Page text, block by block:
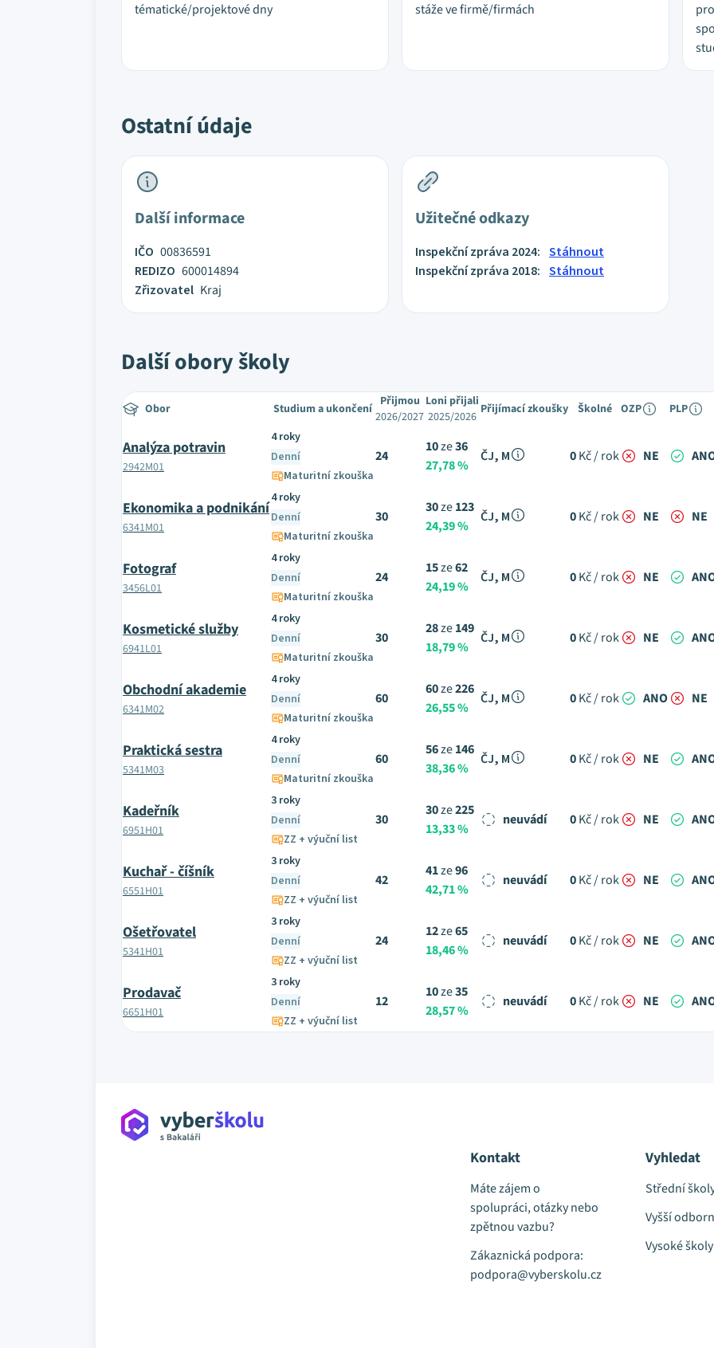
tématické/projektové dny
stáže ve firmě/firmách
Ostatní údaje
Další informace
IČO 00836591
REDIZO 600014894
Zřizovatel Kraj
Užitečné odkazy
Inspekční zpráva 2024: Stáhnout
Inspekční zpráva 2018: Stáhnout
Další obory školy
Obor Studium a ukončení Přijmou
2026/2027
Loni přijali
2025/2026 Přijímací zkoušky Školné OZP PLP
Analýza potravin
2942M01
4 roky
Denní
Maturitní zkouška
24
10ze36
27,78 %
ČJ, M 0Kč / rok NE
Ekonomika a podnikání
6341M01
4 roky
Denní
Maturitní zkouška
30
30ze123
24,39 %
ČJ, M 0Kč / rok NE NE
Fotograf
3456L01
4 roky
Denní
Maturitní zkouška
24
15ze62
24,19 %
ČJ, M 0Kč / rok NE
Kosmetické služby
6941L01
4 roky
Denní
Maturitní zkouška
30
28ze149
18,79 %
ČJ, M 0Kč / rok NE
Obchodní akademie
6341M02
4 roky
Denní
Maturitní zkouška
60
60ze226
26,55 %
ČJ, M 0Kč / rok ANO NE
Praktická sestra
5341M03
4 roky
Denní
Maturitní zkouška
60
56ze146
38,36 %
ČJ, M 0Kč / rok NE
Kadeřník
6951H01
3 roky
Denní
ZZ + výuční list
30
30ze225
13,33 %
neuvádí 0Kč / rok NE
Kuchař - číšník
6551H01
3 roky
Denní
ZZ + výuční list
42
41ze96
42,71 %
neuvádí 0Kč / rok NE
Ošetřovatel
5341H01
3 roky
Denní
ZZ + výuční list
24
12ze65
18,46 %
neuvádí 0Kč / rok NE
Prodavač
6651H01
3 roky
Denní
ZZ + výuční list
12
10ze35
28,57 %
neuvádí 0Kč / rok NE
Kontakt
Máte zájem o
spolupráci, otázky nebo
zpětnou vazbu?
Zákaznická podpora:
podpora@vyberskolu.cz
Vyhledat
Střední
Vyšší
Vysoké školy